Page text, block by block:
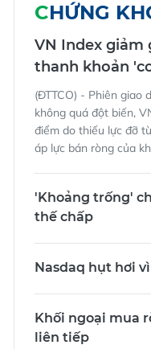
CHỨNG
VN Index giảm
thanh khoản
(ĐTTCO) - Phiên giao
không quá đột biến,
điểm do thiếu lực đỡ
áp lực bán ròng của
'Khoảng trống'
thế chấp
Nasdaq hụt hơi
Khối ngoại mua
liên tiếp